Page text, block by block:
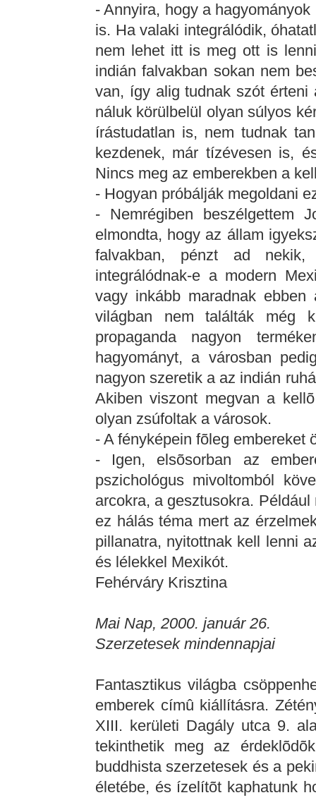
- Annyira, hogy a
is. Ha valaki integrálódik,
nem lehet itt is meg ott is
indián falvakban sokan nem
van, így alig tudnak szót érteni
náluk körülbelül olyan súlyos
írástudatlan is, nem tudnak
kezdenek, már tízévesen is,
Nincs meg az emberekben a
- Hogyan próbálják megoldani
- Nemrégiben beszélgettem
elmondta, hogy az állam
falvakban, pénzt ad
integrálódnak-e a modern
vagy inkább maradnak
világban nem találták még
propaganda nagyon
hagyományt, a városban
nagyon szeretik a az indián
Akiben viszont megvan a
olyan zsúfoltak a városok.
- A fényképein fõleg embereket
- Igen, elsõsorban az
pszichológus mivoltomból
arcokra, a gesztusokra.
ez hálás téma mert az
pillanatra, nyitottnak kell lenni
és lélekkel Mexikót.
Fehérváry Krisztina
Mai Nap, 2000. január 26.
Szerzetesek mindennapjai
Fantasztikus világba
emberek címû kiállításra.
XIII. kerületi Dagály utca 9.
tekinthetik meg az
buddhista szerzetesek és a
életébe, és ízelítõt kaphatunk